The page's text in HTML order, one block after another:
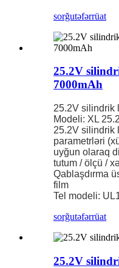
sorğutəfərrüat
25.2V
7000mAh
25.2V silindrik
Modeli: XL
25.2V silindrik
parametrləri
uyğun olaraq
tutum / ölçü /
Qablaşdırma
film
Tel modeli:
sorğutəfərrüat
25.2V